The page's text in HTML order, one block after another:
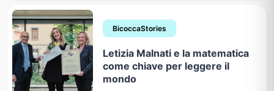
BicoccaStories
Letizia Malnati e la matematica
come chiave per leggere il
mondo